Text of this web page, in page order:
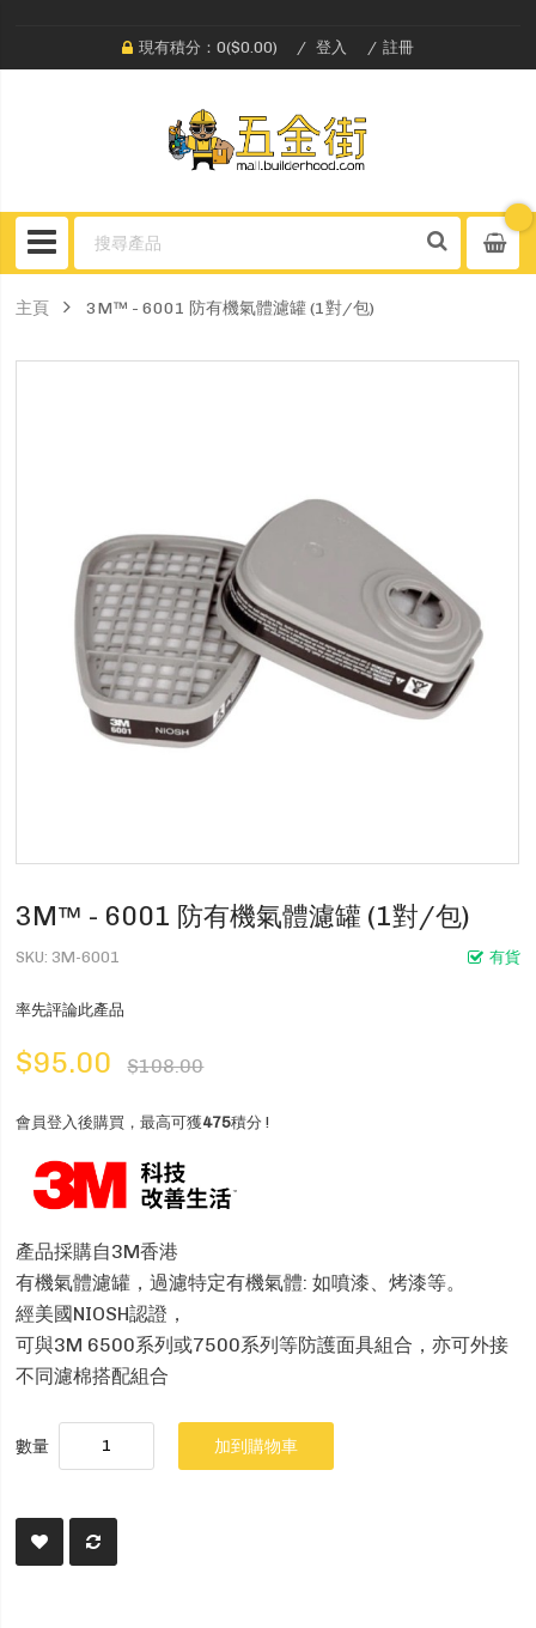
現有積分：0($0.00) 登入 註冊
主頁 3M™ - 6001 防有機氣體濾罐 (1對/包)
3M™ - 6001 防有機氣體濾罐 (1對/包)
有貨
SKU 3M-6001
率先評論此產品
$95.00 $108.00
會員登入後購買，最高可獲475積分 !
產品採購自3M香港
有機氣體濾罐，過濾特定有機氣體: 如噴漆、烤漆等。
經美國NIOSH認證，
可與3M 6500系列或7500系列等防護面具組合，亦可外接
不同濾棉搭配組合
數量 加到購物車